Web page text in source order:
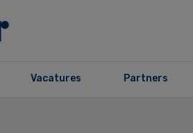
Vacatures Partners